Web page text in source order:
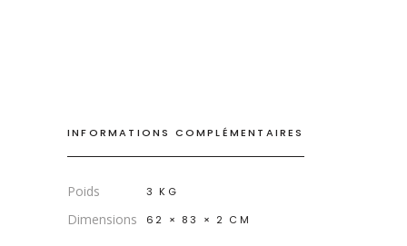
INFORMATIONS COMPLÉMENTAIRES
Poids 3 KG
Dimensions 62 × 83 × 2 CM